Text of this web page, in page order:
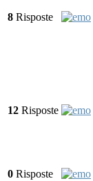
8 Risposte
12 Risposte
0 Risposte